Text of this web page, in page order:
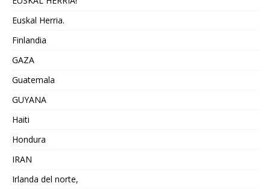
Euskal Herria.
Finlandia
GAZA
Guatemala
GUYANA
Haiti
Hondura
IRAN
Irlanda del norte,